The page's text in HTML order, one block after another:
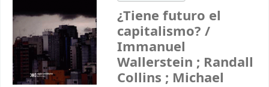
¿Tiene futuro el
capitalismo? /
Immanuel
Wallerstein ; Randall
Collins ; Michael